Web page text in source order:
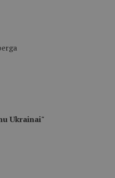
Ukrainai"